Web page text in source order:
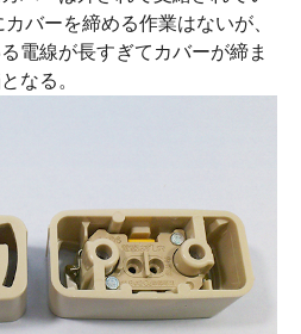
バーを締める作業はないが、
電線が長すぎてカバーが締ま
なる。